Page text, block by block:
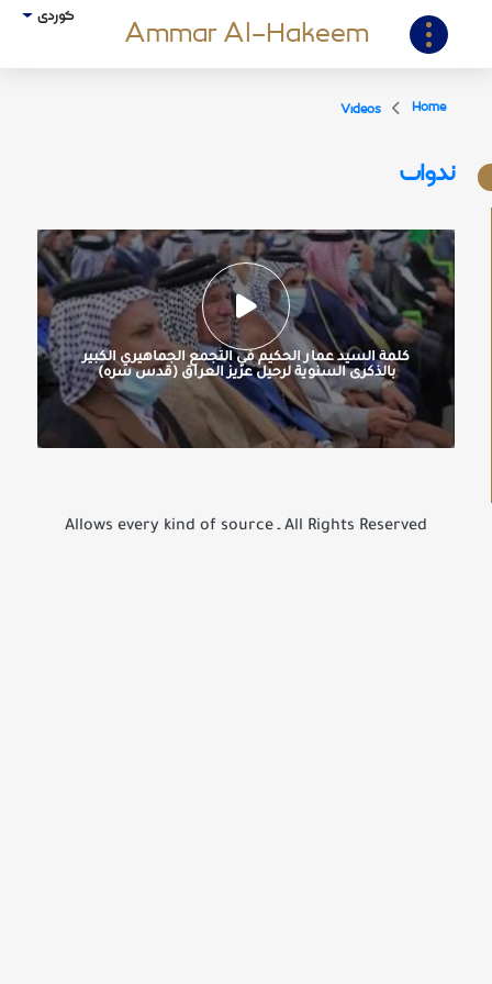
کوردی Ammar Al-Hakeem
Home
Videos
ندوات
كلمة السيد عمار الحكيم في التجمع الجماهيري الكبير
بالذكرى السنوية لرحيل عزيز العراق (قدس سره)
All Rights Reserved ـ Allows every kind of source